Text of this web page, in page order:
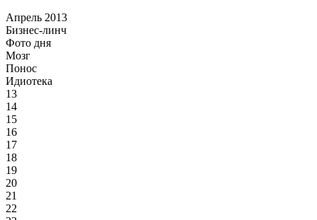
Апрель 2013
Бизнес-линч
Фото дня
Мозг
Понос
Идиотека
13
14
15
16
17
18
19
20
21
22